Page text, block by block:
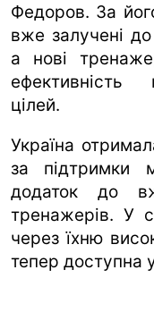
Федоров. За
вже залучені до
а нові
ефективність
цілей.
Україна
за підтримки
додаток до
тренажерів. У
через їхню
тепер доступна